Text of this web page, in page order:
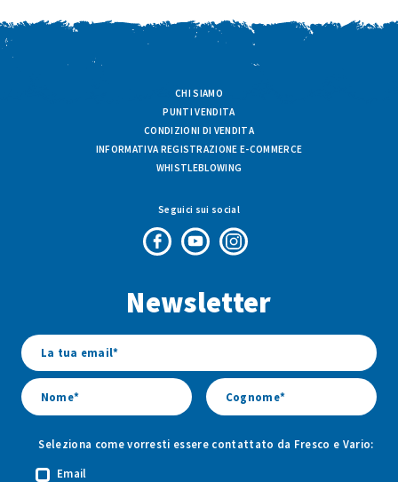
CHI SIAMO
PUNTI VENDITA
CONDIZIONI DI VENDITA
INFORMATIVA REGISTRAZIONE E-COMMERCE
WHISTLEBLOWING
Seguici sui social
di
di
di
Newsletter
Seleziona come vorresti essere contattato da Fresco e Vario:
Email